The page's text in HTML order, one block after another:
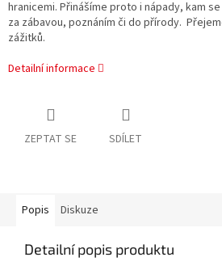
hranicemi. Přinášíme proto i nápady, kam
za zábavou, poznáním či do přírody.
zážitků.
Detailní informace
ZEPTAT SE SDÍLET
Popis Diskuze
Detailní popis produktu